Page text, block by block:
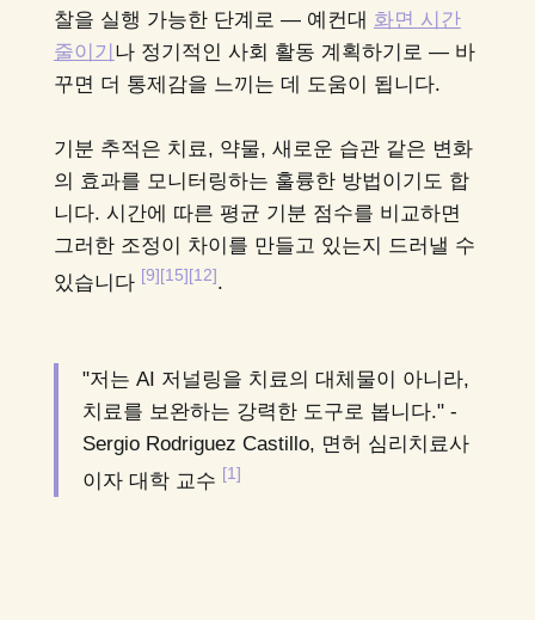
찰을 실행 가능한 단계로 — 예컨대 화면 시간
줄이기 나 정기적인 사회 활동 계획하기로 — 바
꾸면 더 통제감을 느끼는 데 도움이 됩니다.
기분 추적은 치료, 약물, 새로운 습관 같은 변화
의 효과를 모니터링하는 훌륭한 방법이기도 합
니다. 시간에 따른 평균 기분 점수를 비교하면
그러한 조정이 차이를 만들고 있는지 드러낼 수
있습니다 [9][15][12].
"저는 AI 저널링을 치료의 대체물이 아니라,
치료를 보완하는 강력한 도구로 봅니다." -
Sergio Rodriguez Castillo, 면허 심리치료사
이자 대학 교수 [1]